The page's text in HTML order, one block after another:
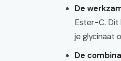
De
Ester-C. Dit
je glycinaat
De